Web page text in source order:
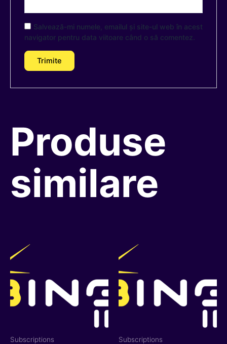
Salvează-mi numele, emailul și site-ul web în acest
navigator pentru data viitoare când o să comentez.
Produse
similare
Subscriptions Subscriptions